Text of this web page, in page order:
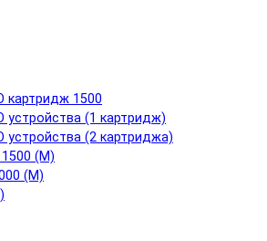
картридж 1500
устройства (1 картридж)
устройства (2 картриджа)
(М)
(М)